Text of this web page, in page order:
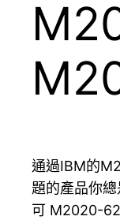
通過IBM的
題的產品你
可 M2020-